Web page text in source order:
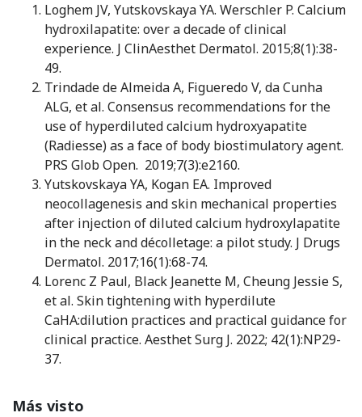
Loghem JV, Yutskovskaya YA. Werschler P. Calcium
hydroxilapatite: over a decade of clinical
experience. J ClinAesthet Dermatol. 2015;8(1):38-
49.
Trindade de Almeida A, Figueredo V, da Cunha
ALG, et al. Consensus recommendations for the
use of hyperdiluted calcium hydroxyapatite
(Radiesse) as a face of body biostimulatory agent.
PRS Glob Open. 2019;7(3):e2160.
Yutskovskaya YA, Kogan EA. Improved
neocollagenesis and skin mechanical properties
after injection of diluted calcium hydroxylapatite
in the neck and décolletage: a pilot study. J Drugs
Dermatol. 2017;16(1):68-74.
Lorenc Z Paul, Black Jeanette M, Cheung Jessie S,
et al. Skin tightening with hyperdilute
CaHA:dilution practices and practical guidance for
clinical practice. Aesthet Surg J. 2022; 42(1):NP29-
37.
Más visto